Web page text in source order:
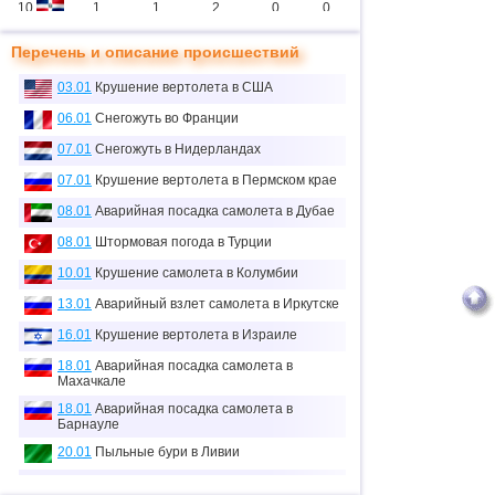
10 1 1 2 0 0
11
12 1
13 3 1 2
14 1 1 0
15 3 2 5 2 7
16 1 0 0 0 0
17
≈
тыс.
18 1 0 0 0 0
19 2 2 1 0
20 1 0 2 0
21 1 0 0 0
22 2 0 0
Перечень и описание происшествий
03.01 Крушение вертолета в США
06.01 Снегожуть во Франции
07.01 Снегожуть в Нидерландах
07.01 Крушение вертолета в Пермском крае
08.01 Аварийная посадка самолета в Дубае
08.01 Штормовая погода в Турции
10.01 Крушение самолета в Колумбии
13.01 Аварийный взлет самолета в Иркутске
16.01 Крушение вертолета в Израиле
18.01 Аварийная посадка самолета в
Махачкале
18.01 Аварийная посадка самолета в
Барнауле
20.01 Пыльные бури в Ливии